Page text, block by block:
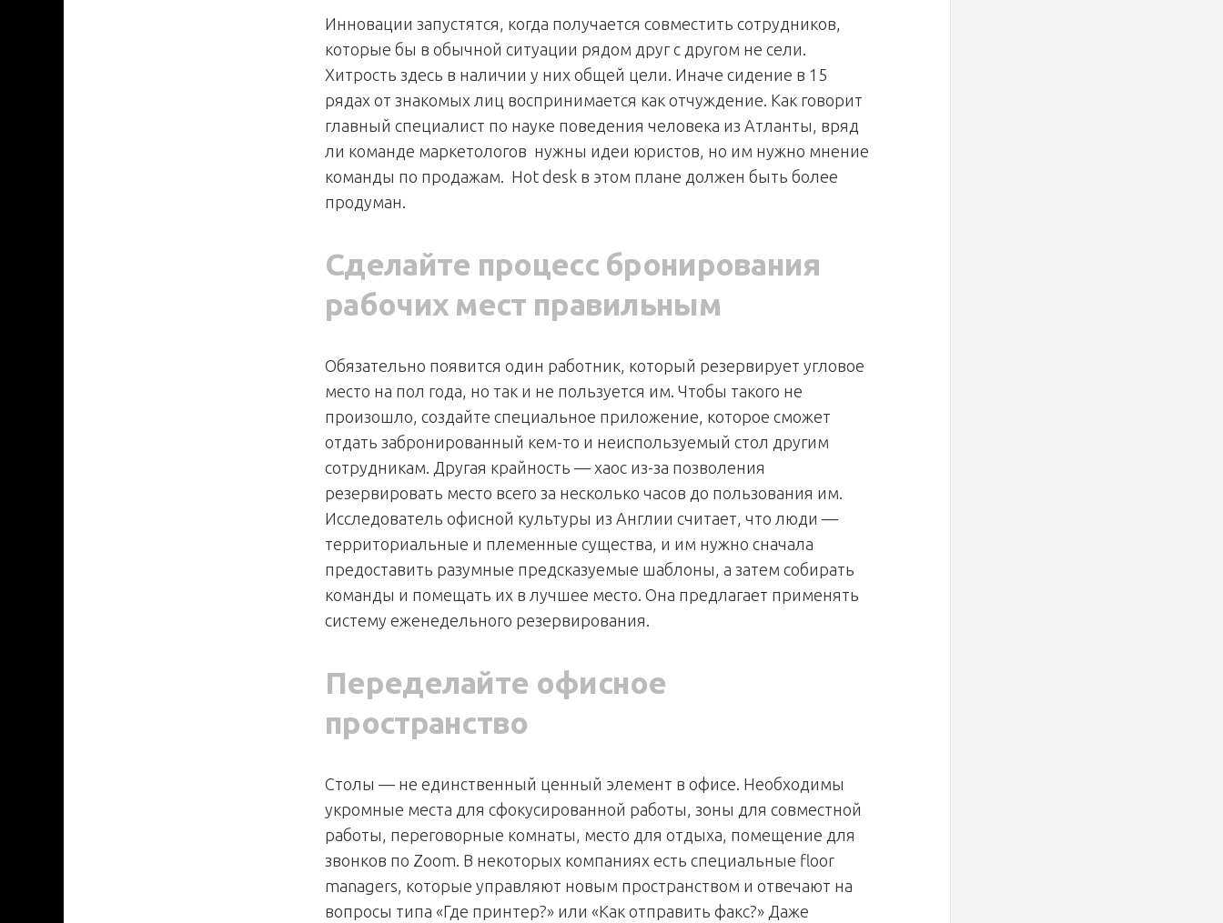
Инновации запустятся, когда получается совместить сотрудников,
которые бы в обычной ситуации рядом друг с другом не сели.
Хитрость здесь в наличии у них общей цели. Иначе сидение в 15
рядах от знакомых лиц воспринимается как отчуждение. Как говорит
главный специалист по науке поведения человека из Атланты, вряд
ли команде маркетологов нужны идеи юристов, но им нужно мнение
команды по продажам. Hot desk в этом плане должен быть более
продуман.
Сделайте процесс бронирования
рабочих мест правильным
Обязательно появится один работник, который резервирует угловое
место на пол года, но так и не пользуется им. Чтобы такого не
произошло, создайте специальное приложение, которое сможет
отдать забронированный кем-то и неиспользуемый стол другим
сотрудникам. Другая крайность — хаос из-за позволения
резервировать место всего за несколько часов до пользования им.
Исследователь офисной культуры из Англии считает, что люди —
территориальные и племенные существа, и им нужно сначала
предоставить разумные предсказуемые шаблоны, а затем собирать
команды и помещать их в лучшее место. Она предлагает применять
систему еженедельного резервирования.
Переделайте офисное
пространство
Столы — не единственный ценный элемент в офисе. Необходимы
укромные места для сфокусированной работы, зоны для совместной
работы, переговорные комнаты, место для отдыха, помещение для
звонков по Zoom. В некоторых компаниях есть специальные floor
managers, которые управляют новым пространством и отвечают на
вопросы типа «Где принтер?» или «Как отправить факс?» Даже